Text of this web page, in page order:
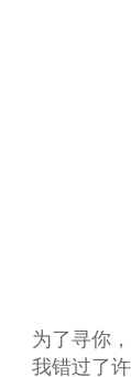
为了寻你，
我错过了